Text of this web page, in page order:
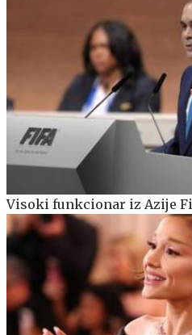
Visoki funkcionar iz Azije